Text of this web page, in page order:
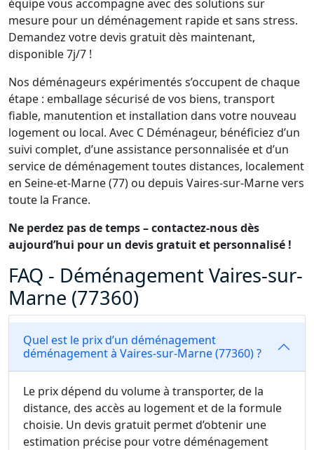
équipe vous accompagne avec des solutions sur
mesure pour un déménagement rapide et sans stress.
Demandez votre devis gratuit dès maintenant,
disponible 7j/7 !
Nos déménageurs expérimentés s’occupent de chaque
étape : emballage sécurisé de vos biens, transport
fiable, manutention et installation dans votre nouveau
logement ou local. Avec C Déménageur, bénéficiez d’un
suivi complet, d’une assistance personnalisée et d’un
service de déménagement toutes distances, localement
en Seine-et-Marne (77) ou depuis Vaires-sur-Marne vers
toute la France.
Ne perdez pas de temps – contactez-nous dès
aujourd’hui pour un devis gratuit et personnalisé !
FAQ - Déménagement Vaires-sur-
Marne (77360)
Quel est le prix d’un déménagement
déménagement à Vaires-sur-Marne (77360) ?
Le prix dépend du volume à transporter, de la
distance, des accès au logement et de la formule
choisie. Un devis gratuit permet d’obtenir une
estimation précise pour votre déménagement